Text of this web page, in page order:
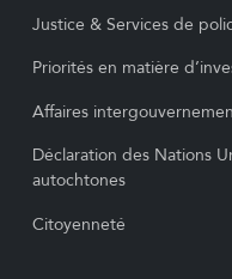
Justice & Services de
Priorités en matière
Affaires
Déclaration des Nations
autochtones
Citoyenneté